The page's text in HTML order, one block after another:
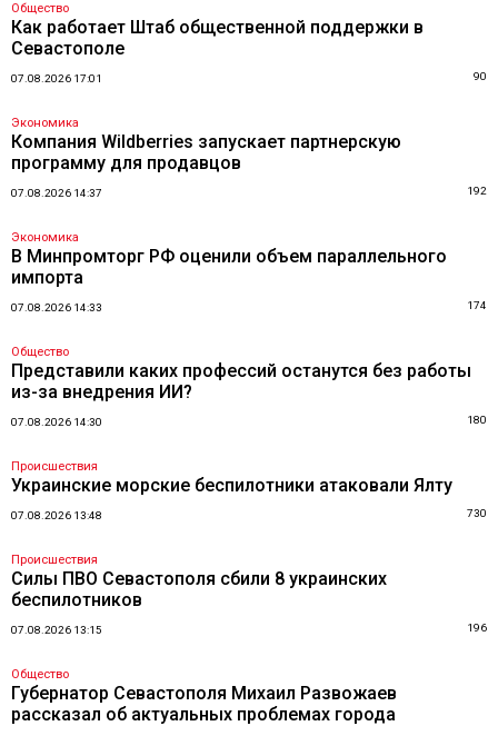
Общество
Как работает Штаб общественной поддержки в
Севастополе
07.08.2026 17:01 90
Экономика
Компания Wildberries запускает партнерскую
программу для продавцов
07.08.2026 14:37 192
Экономика
В Минпромторг РФ оценили объем параллельного
импорта
07.08.2026 14:33 174
Общество
Представили каких профессий останутся без работы
из-за внедрения ИИ?
07.08.2026 14:30 180
Происшествия
Украинские морские беспилотники атаковали Ялту
07.08.2026 13:48 730
Происшествия
Силы ПВО Севастополя сбили 8 украинских
беспилотников
07.08.2026 13:15 196
Общество
Губернатор Севастополя Михаил Развожаев
рассказал об актуальных проблемах города